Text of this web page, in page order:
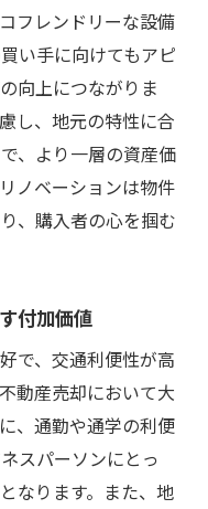
フレンドリーな設備
い手に向けてもアピ
向上につながりま
し、地元の特性に合
、より一層の資産価
ノベーションは物件
、購入者の心を掴む
付加価値
で、交通利便性が高
動産売却において大
、通勤や通学の利便
スパーソンにとっ
なります。また、地